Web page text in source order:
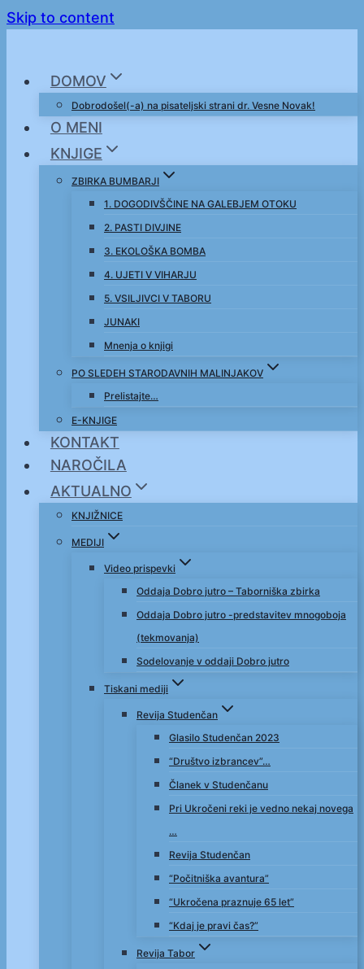
Skip to content
DOMOV
Dobrodošel(-a) na pisateljski strani dr. Vesne Novak!
O MENI
KNJIGE
ZBIRKA BUMBARJI
1. DOGODIVŠČINE NA GALEBJEM OTOKU
2. PASTI DIVJINE
3. EKOLOŠKA BOMBA
4. UJETI V VIHARJU
5. VSILJIVCI V TABORU
JUNAKI
Mnenja o knjigi
PO SLEDEH STARODAVNIH MALINJAKOV
Prelistajte…
E-KNJIGE
KONTAKT
NAROČILA
AKTUALNO
KNJIŽNICE
MEDIJI
Video prispevki
Oddaja Dobro jutro – Taborniška zbirka
Oddaja Dobro jutro -predstavitev mnogoboja
(tekmovanja)
Sodelovanje v oddaji Dobro jutro
Tiskani mediji
Revija Studenčan
Glasilo Studenčan 2023
“Društvo izbrancev”…
Članek v Studenčanu
Pri Ukročeni reki je vedno nekaj novega
…
Revija Studenčan
“Počitniška avantura”
“Ukročena praznuje 65 let”
“Kdaj je pravi čas?”
Revija Tabor